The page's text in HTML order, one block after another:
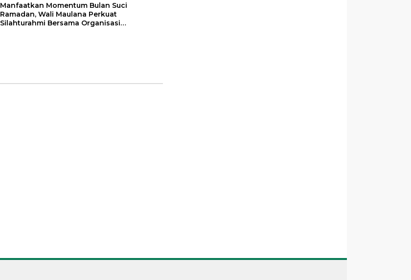
Manfaatkan Momentum Bulan Suci
Ramadan, Wali Maulana Perkuat
Silahturahmi Bersama Organisasi